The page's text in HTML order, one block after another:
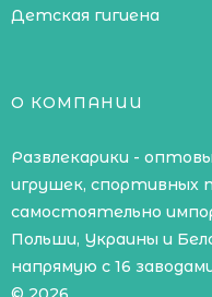
Детская гигиена
О КОМПАНИИ
Развлекарики -
игрушек, спортивных
самостоятельно
Польши, Украины и
напрямую с 16